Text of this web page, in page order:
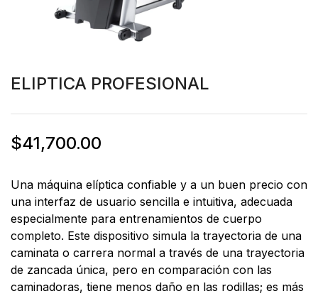
ELIPTICA PROFESIONAL
$41,700.00
Una máquina elíptica confiable y a un buen precio con
una interfaz de usuario sencilla e intuitiva, adecuada
especialmente para entrenamientos de cuerpo
completo. Este dispositivo simula la trayectoria de una
caminata o carrera normal a través de una trayectoria
de zancada única, pero en comparación con las
caminadoras, tiene menos daño en las rodillas; es más